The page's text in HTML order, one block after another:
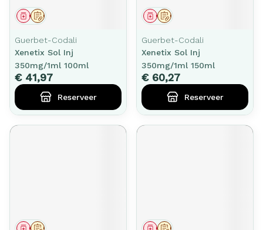
Op voorschrift
Geneesmiddel
Guerbet-Codali
Xenetix Sol Inj
350mg/1ml 100ml
€ 41,97
Reserveer
Op voorschrift
Geneesmiddel
Guerbet-Codali
Xenetix Sol Inj
350mg/1ml 150ml
€ 60,27
Reserveer
Op voorschrift
Geneesmiddel Op voorschrift
Geneesmiddel